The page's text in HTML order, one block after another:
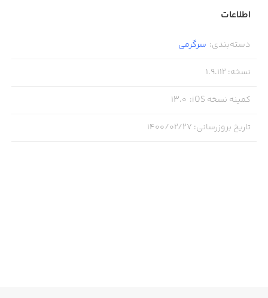
اصلی
اطلاعات
دسته‌بندی: سرگرمی
نسخه:
1.9.112
کمینه نسخه iOS :
13.0
تاریخ بروزرسانی: ۱۴۰۰/۰۲/۲۷